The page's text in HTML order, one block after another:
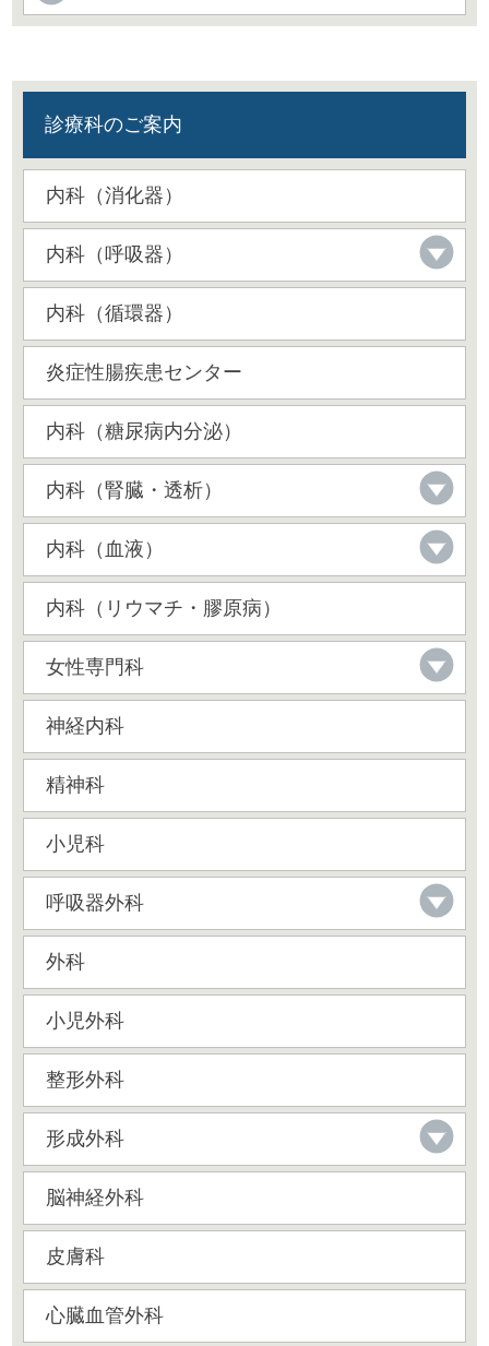
診療科のご案内
内科（消化器）
内科（呼吸器）
内科（循環器）
炎症性腸疾患センター
内科（糖尿病内分泌）
内科（腎臓・透析）
内科（血液）
内科（リウマチ・膠原病）
女性専門科
神経内科
精神科
小児科
呼吸器外科
外科
小児外科
整形外科
形成外科
脳神経外科
皮膚科
心臓血管外科